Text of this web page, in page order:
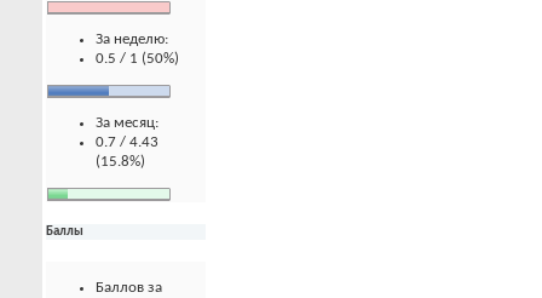
За неделю:
0.5 / 1 (50%)
За месяц:
0.7 / 4.43
(15.8%)
Баллы
Баллов за